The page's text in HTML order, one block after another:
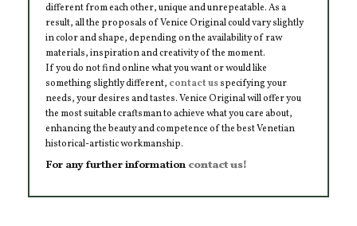
different from each other, unique and unrepeatable. As a
result, all the proposals of Venice Original could vary slightly
in color and shape, depending on the availability of raw
materials, inspiration and creativity of the moment.
If you do not find online what you want or would like
something slightly different, contact usspecifying your
needs, your desires and tastes. Venice Original will offer you
the most suitable craftsman to achieve what you care about,
enhancing the beauty and competence of the best Venetian
historical-artistic workmanship.
For any further information contact us!